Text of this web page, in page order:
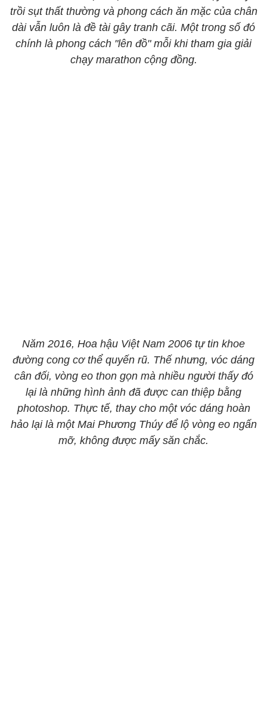
trồi sụt thất thường và phong cách ăn mặc của chân
dài vẫn luôn là đề tài gây tranh cãi. Một trong số đó
chính là phong cách "lên đồ" mỗi khi tham gia giải
chạy marathon cộng đồng.
Năm 2016, Hoa hậu Việt Nam 2006 tự tin khoe
đường cong cơ thể quyến rũ. Thế nhưng, vóc dáng
cân đối, vòng eo thon gọn mà nhiều người thấy đó
lại là những hình ảnh đã được can thiệp bằng
photoshop. Thực tế, thay cho một vóc dáng hoàn
hảo lại là một Mai Phương Thúy để lộ vòng eo ngấn
mỡ, không được mấy săn chắc.